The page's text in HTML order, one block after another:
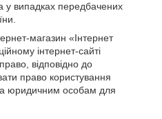
у випадках передбачених
магазин «Інтернет
інтернет-сайті
відповідно до
право користування
юридичним особам для